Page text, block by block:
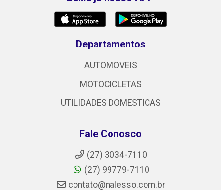
Departamentos
AUTOMOVEIS
MOTOCICLETAS
UTILIDADES DOMESTICAS
Fale Conosco
(27) 3034-7110
(27) 99779-7110
contato@nalesso.com.br